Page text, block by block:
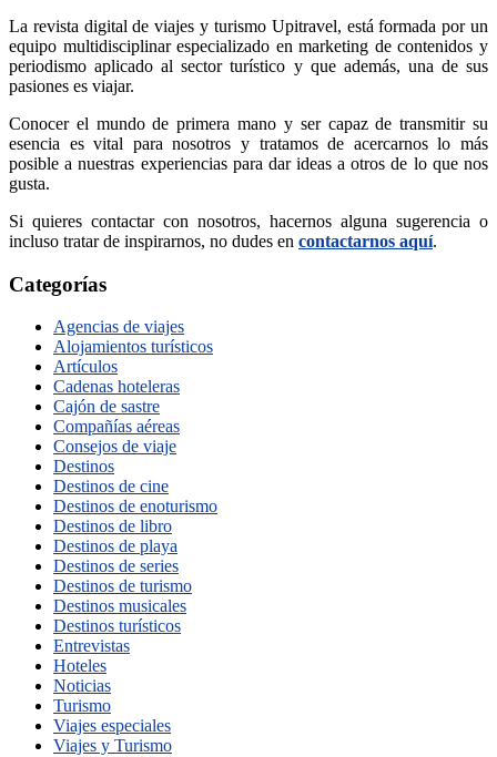
La revista digital de viajes y turismo Upitravel, está formada por un
equipo multidisciplinar especializado en marketing de contenidos y
periodismo aplicado al sector turístico y que además, una de sus
pasiones es viajar.
Conocer el mundo de primera mano y ser capaz de transmitir su
esencia es vital para nosotros y tratamos de acercarnos lo más
posible a nuestras experiencias para dar ideas a otros de lo que nos
gusta.
Si quieres contactar con nosotros, hacernos alguna sugerencia o
incluso tratar de inspirarnos, no dudes en contactarnos aquí.
Categorías
Agencias de viajes
Alojamientos turísticos
Artículos
Cadenas hoteleras
Cajón de sastre
Compañías aéreas
Consejos de viaje
Destinos
Destinos de cine
Destinos de enoturismo
Destinos de libro
Destinos de playa
Destinos de series
Destinos de turismo
Destinos musicales
Destinos turísticos
Entrevistas
Hoteles
Noticias
Turismo
Viajes especiales
Viajes y Turismo